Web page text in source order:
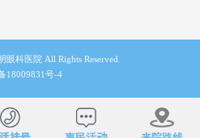
科医院 All Rights Reserved.
18009831号-4